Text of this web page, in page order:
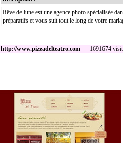
Rêve de lune est une agence photo spécialisée
préparatifs et vous suit tout le long de votre
http://www.pizzadelteatro.com 1691674